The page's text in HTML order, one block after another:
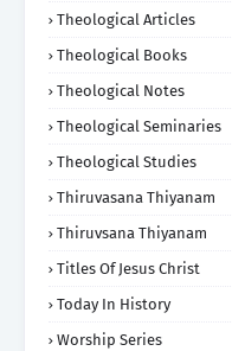
Theological Articles
Theological Books
Theological Notes
Theological Seminaries
Theological Studies
Thiruvasana Thiyanam
Thiruvsana Thiyanam
Titles Of Jesus Christ
Today In History
Worship Series